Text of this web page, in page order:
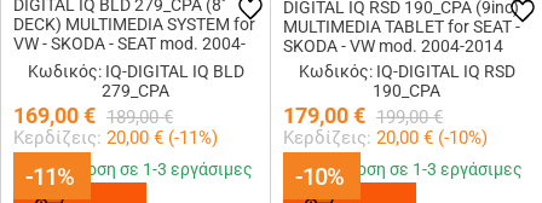
-11%
DIGITAL IQ BLD 279_CPA (8''
DECK) MULTIMEDIA SYSTEM for
VW - SKODA - SEAT mod. 2004-
2016
Κωδικός: IQ-DIGITAL IQ BLD
279_CPA
169,00€ 189,00 €
Κερδίζεις: 20,00 € (-11%)
-11%
Παράδοση σε 1-3 εργάσιμες -10%
DIGITAL IQ RSD 190_CPA (9inc)
MULTIMEDIA TABLET for SEAT -
SKODA - VW mod. 2004-2014
Κωδικός: IQ-DIGITAL IQ RSD
190_CPA
179,00€ 199,00 €
Κερδίζεις: 20,00 € (-10%)
-10%
Παράδοση σε 1-3 εργάσιμες